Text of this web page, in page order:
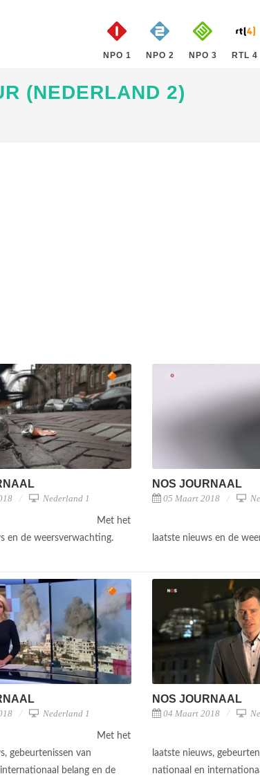
NPO 1 NPO 2 NPO 3 RTL 4
(NEDERLAND 2)
Nederland 1
Met het
en de weersverwachting.
NOS JOURNAAL
05 Maart 2018
laatste nieuws en de
Nederland 1
Met het
gebeurtenissen van
belang en de
NOS JOURNAAL
04 Maart 2018
laatste nieuws,
nationaal en